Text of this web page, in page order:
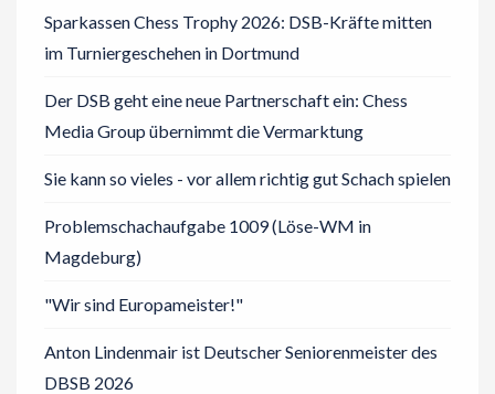
Sparkassen Chess Trophy 2026: DSB-Kräfte mitten
im Turniergeschehen in Dortmund
Der DSB geht eine neue Partnerschaft ein: Chess
Media Group übernimmt die Vermarktung
Sie kann so vieles - vor allem richtig gut Schach spielen
Problemschachaufgabe 1009 (Löse-WM in
Magdeburg)
"Wir sind Europameister!"
Anton Lindenmair ist Deutscher Seniorenmeister des
DBSB 2026